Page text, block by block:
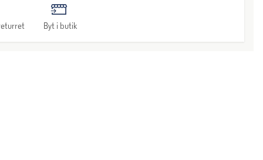
Byt i butik